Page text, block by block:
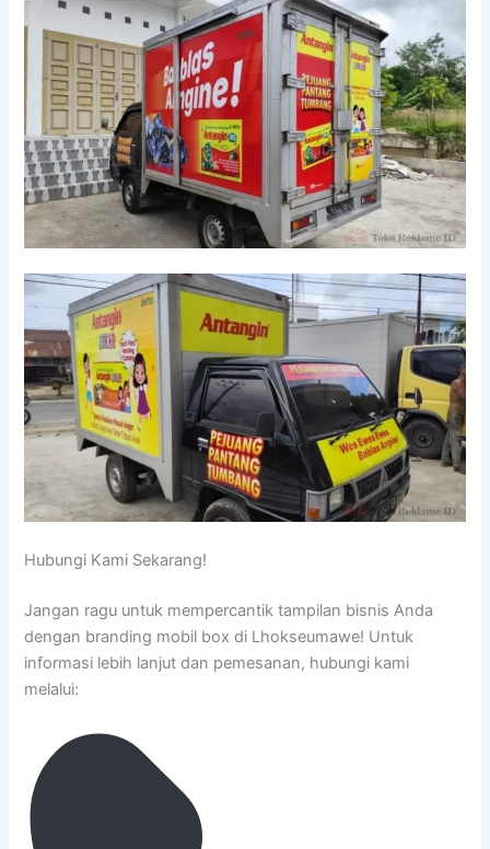
Hubungi Kami Sekarang!
Jangan ragu untuk mempercantik tampilan bisnis Anda
dengan branding mobil box di Lhokseumawe! Untuk
informasi lebih lanjut dan pemesanan, hubungi kami
melalui: